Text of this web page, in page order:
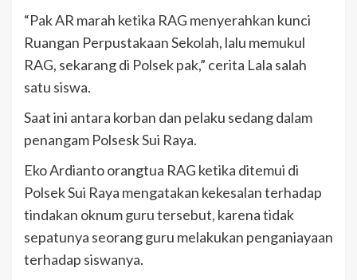
“Pak AR marah ketika RAG menyerahkan kunci
Ruangan Perpustakaan Sekolah, lalu memukul
RAG, sekarang di Polsek pak,” cerita Lala salah
satu siswa.
Saat ini antara korban dan pelaku sedang dalam
penangam Polsesk Sui Raya.
Eko Ardianto orangtua RAG ketika ditemui di
Polsek Sui Raya mengatakan kekesalan terhadap
tindakan oknum guru tersebut, karena tidak
sepatunya seorang guru melakukan penganiayaan
terhadap siswanya.